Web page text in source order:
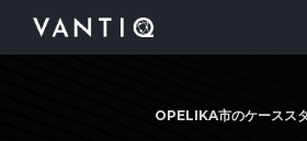
OPELIKA市のケースス